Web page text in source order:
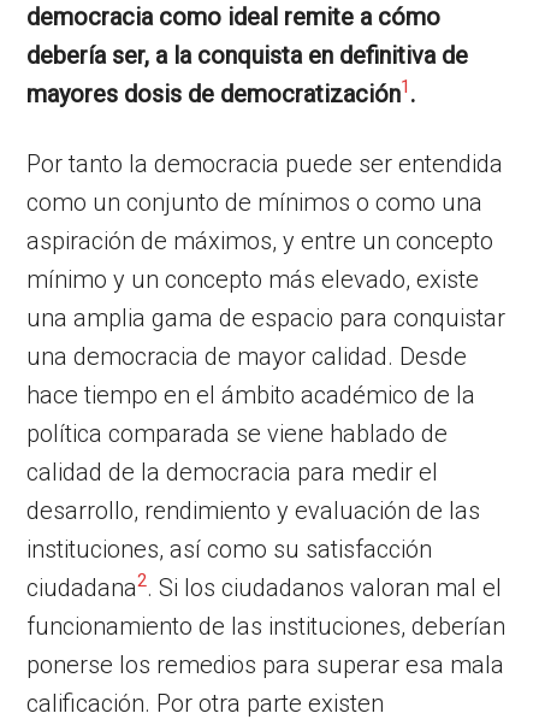
democracia como ideal remite a cómo
debería ser, a la conquista en definitiva de
mayores dosis de democratización1 .
Por tanto la democracia puede ser entendida
como un conjunto de mínimos o como una
aspiración de máximos, y entre un concepto
mínimo y un concepto más elevado, existe
una amplia gama de espacio para conquistar
una democracia de mayor calidad. Desde
hace tiempo en el ámbito académico de la
política comparada se viene hablado de
calidad de la democracia para medir el
desarrollo, rendimiento y evaluación de las
instituciones, así como su satisfacción
ciudadana2. Si los ciudadanos valoran mal el
funcionamiento de las instituciones, deberían
ponerse los remedios para superar esa mala
calificación. Por otra parte existen